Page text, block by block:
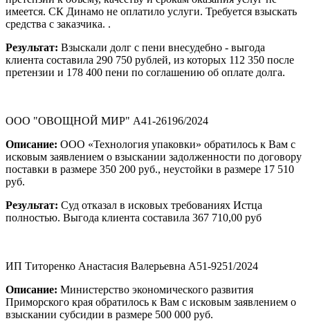
имеется. СК Динамо не оплатило услуги. Требуется взыскать
средства с заказчика. .
Результат: Взыскали долг с пени внесудебно - выгода
клиента составила 290 750 рублей, из которых 112 350 после
претензии и 178 400 пени по соглашению об оплате долга.
ООО "ОВОЩНОЙ МИР" А41-26196/2024
Описание: ООО «Технология упаковки» обратилось к Вам с
исковым заявлением о взыскании задолженности по договору
поставки в размере 350 200 руб., неустойки в размере 17 510
руб.
Результат: Суд отказал в исковых требованиях Истца
полностью. Выгода клиента составила 367 710,00 руб
ИП Титоренко Анастасия Валерьевна А51-9251/2024
Описание: Министерство экономического развития
Приморского края обратилось к Вам с исковым заявлением о
взыскании субсидии в размере 500 000 руб.